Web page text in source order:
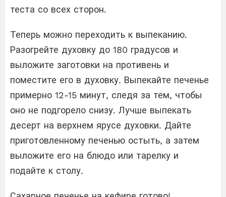
теста со всех сторон.
Теперь можно переходить к выпеканию.
Разогрейте духовку до 180 градусов и
выложите заготовки на противень и
поместите его в духовку. Выпекайте печенье
примерно 12-15 минут, следя за тем, чтобы
оно не подгорело снизу. Лучше выпекать
десерт на верхнем ярусе духовки. Дайте
приготовленному печенью остыть, а затем
выложите его на блюдо или тарелку и
подайте к столу.